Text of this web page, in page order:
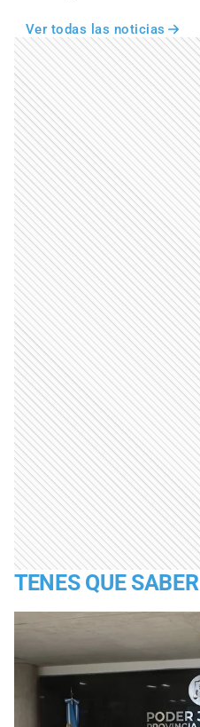
Ver todas las noticias
TENES QUE SABER